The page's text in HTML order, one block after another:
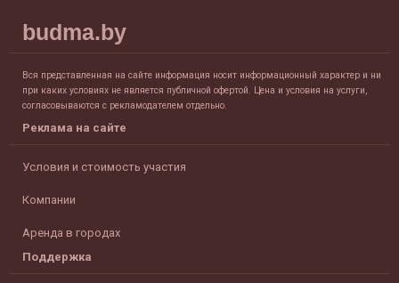
budma.by
Вся представленная на сайте информация носит информационный характер и ни
при каких условиях не является публичной офертой. Цена и условия на услуги,
согласовываются с рекламодателем отдельно.
Реклама на сайте
Условия и стоимость участия
Компании
Аренда в городах
Поддержка